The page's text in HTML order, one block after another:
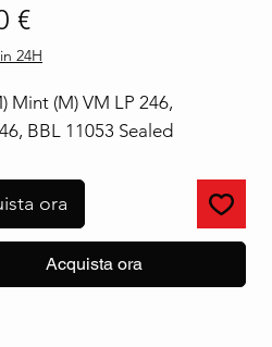
€Prezzo
24H
Mint (M) VM LP 246,
BBL 11053 Sealed
ora
Acquista ora